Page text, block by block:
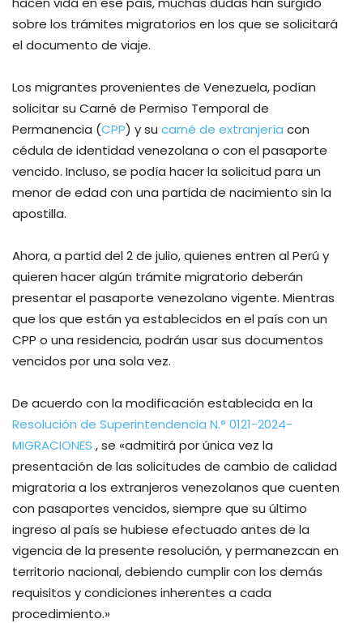
sobre los trámites migratorios en los que se solicitará
el documento de viaje.
Los migrantes provenientes de Venezuela, podían
solicitar su Carné de Permiso Temporal de
Permanencia (CPP) y su carné de extranjería con
cédula de identidad venezolana o con el pasaporte
vencido. Incluso, se podía hacer la solicitud para un
menor de edad con una partida de nacimiento sin la
apostilla.
Ahora, a partid del 2 de julio, quienes entren al Perú y
quieren hacer algún trámite migratorio deberán
presentar el pasaporte venezolano vigente. Mientras
que los que están ya establecidos en el país con un
CPP o una residencia, podrán usar sus documentos
vencidos por una sola vez.
De acuerdo con la modificación establecida en la
Resolución de Superintendencia N.° 0121-2024-
MIGRACIONES , se «admitirá por única vez la
presentación de las solicitudes de cambio de calidad
migratoria a los extranjeros venezolanos que cuenten
con pasaportes vencidos, siempre que su último
ingreso al país se hubiese efectuado antes de la
vigencia de la presente resolución, y permanezcan en
territorio nacional, debiendo cumplir con los demás
requisitos y condiciones inherentes a cada
procedimiento.»